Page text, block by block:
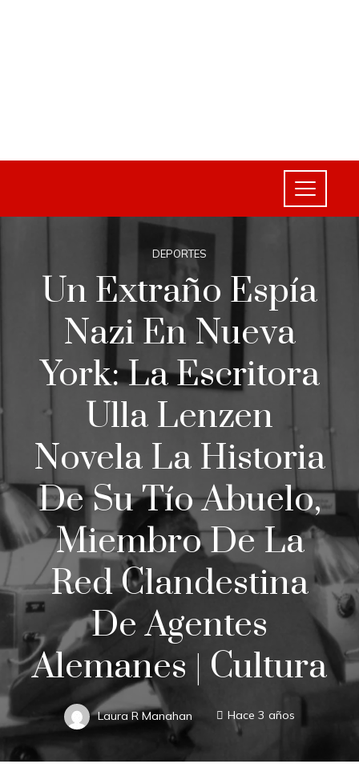
DEPORTES
Un Extraño Espía
Nazi En Nueva
York: La Escritora
Ulla Lenzen
Novela La Historia
De Su Tío Abuelo,
Miembro De La
Red Clandestina
De Agentes
Alemanes | Cultura
Laura R Manahan Hace 3 años